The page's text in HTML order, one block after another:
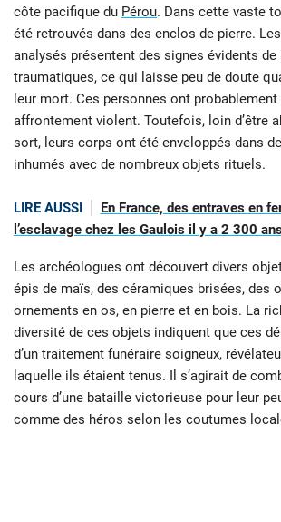
côte pacifique du Pérou. Dans cette vaste
été retrouvés dans des enclos de pierre.
analysés présentent des signes évidents de
traumatiques, ce qui laisse peu de doute
leur mort. Ces personnes ont probablement
affrontement violent. Toutefois, loin d’être
sort, leurs corps ont été enveloppés dans
inhumés avec de nombreux objets rituels.
LIRE AUSSI
En France, des entraves en
l’esclavage chez les Gaulois il y a 2 300
Les archéologues ont découvert divers
épis de maïs, des céramiques brisées, des
ornements en os, en pierre et en bois. La
diversité de ces objets indiquent que ces
d’un traitement funéraire soigneux,
laquelle ils étaient tenus. Il s’agirait de
cours d’une bataille victorieuse pour leur
comme des héros selon les coutumes